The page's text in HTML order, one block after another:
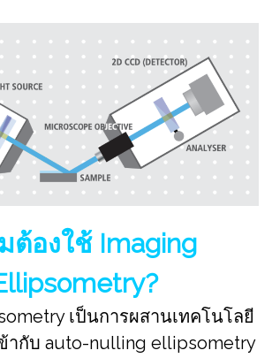
ต้องใช้ Imaging
เป็นการผสานเทคโนโลยี
ากับ auto-nulling ellipsometry